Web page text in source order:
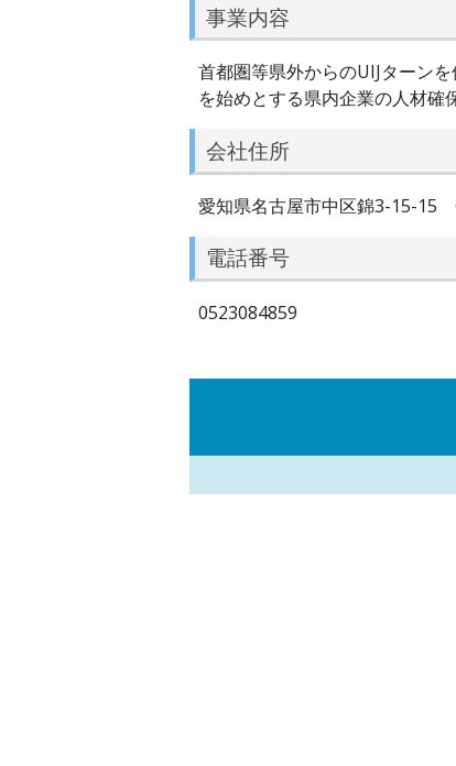
事業内容
首都圏等県外からのUIJターン
を始めとする県内企業の人材確
会社住所
愛知県名古屋市中区錦3-15-15
電話番号
0523084859